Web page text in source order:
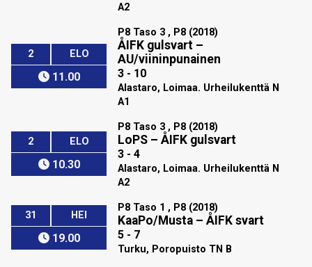
A2
2 ELO
11.00
P8 Taso 3 , P8 (2018)
ÅIFK gulsvart –
AU/viininpunainen
3 - 10
Alastaro, Loimaa. Urheilukenttä N
A1
2 ELO
10.30
P8 Taso 3 , P8 (2018)
LoPS –ÅIFK gulsvart
3 - 4
Alastaro, Loimaa. Urheilukenttä N
A2
31 HEI
19.00
P8 Taso 1 , P8 (2018)
KaaPo/Musta –ÅIFK svart
5 - 7
Turku, Poropuisto TN B